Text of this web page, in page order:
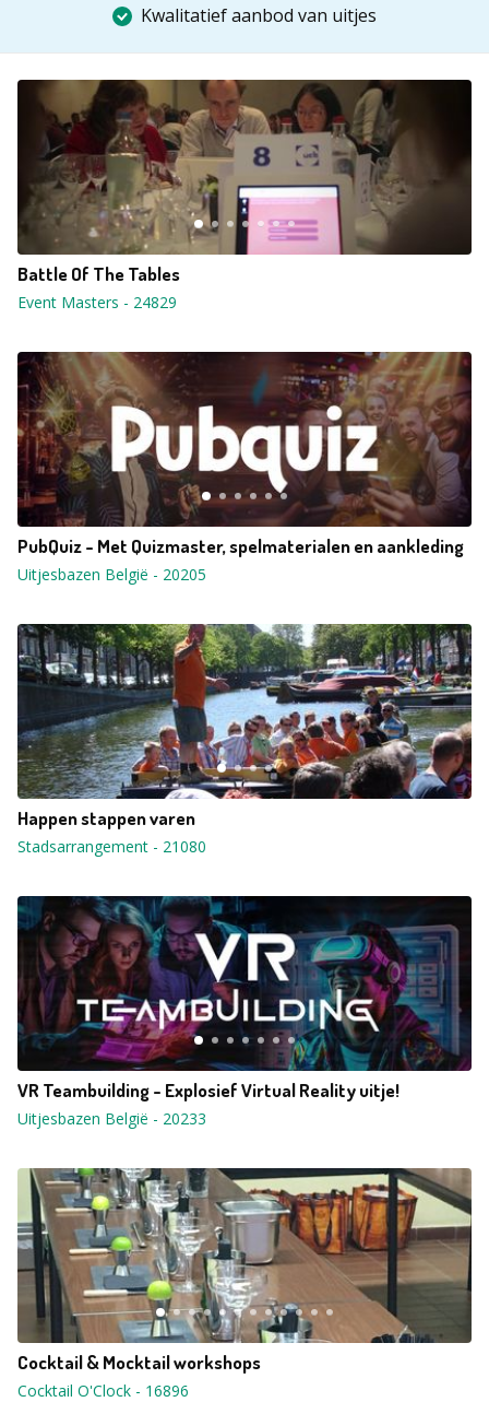
Kwalitatief aanbod van uitjes
Battle Of The Tables
Event Masters - 24829
PubQuiz - Met Quizmaster, spelmaterialen en aankleding
Uitjesbazen België - 20205
Happen stappen varen
Stadsarrangement - 21080
VR Teambuilding - Explosief Virtual Reality uitje!
Uitjesbazen België - 20233
Cocktail & Mocktail workshops
Cocktail O'Clock - 16896